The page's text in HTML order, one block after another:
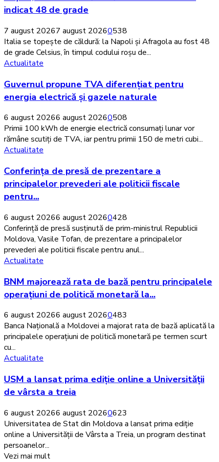
căldură:
au
indicat
48
de
indicat 48 de grade
7 august 20267 august 20260538
Italia se topește de căldură: la Napoli și Afragola au fost 48
de grade Celsius, în timpul codului roșu de...
Guvernul
TVA
diferențiat
energia
electrică
și
gazele
Actualitate
Guvernul propune TVA diferențiat pentru
energia electrică și gazele naturale
6 august 20266 august 20260508
Primii 100 kWh de energie electrică consumați lunar vor
rămâne scutiți de TVA, iar pentru primii 150 de metri cubi...
Conferința
presă
de
prezentare
a
principalelor
prevederi
ale
politicii
fiscale
anul
Actualitate
Conferința de presă de prezentare a
principalelor prevederi ale politicii fiscale
pentru...
6 august 20266 august 20260428
Conferință de presă susținută de prim-ministrul Republicii
Moldova, Vasile Tofan, de prezentare a principalelor
prevederi ale politicii fiscale pentru anul...
BNM
rata
de
pentru
principalele
operațiuni
de
politică
la
7,5%
Actualitate
BNM majorează rata de bază pentru principalele
operațiuni de politică monetară la...
6 august 20266 august 20260483
Banca Națională a Moldovei a majorat rata de bază aplicată la
principalele operațiuni de politică monetară pe termen scurt
cu...
USM
lansat
prima
online
a
Universității
de
vârsta
Actualitate
USM a lansat prima ediție online a Universității
de vârsta a treia
6 august 20266 august 20260623
Universitatea de Stat din Moldova a lansat prima ediție
online a Universității de Vârsta a Treia, un program destinat
persoanelor...
Vezi mai mult